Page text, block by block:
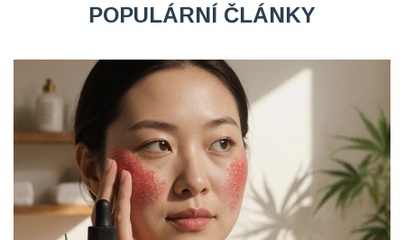
POPULÁRNÍ ČLÁNKY